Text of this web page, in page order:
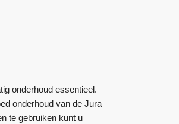
onderhoud essentieel.
onderhoud van de Jura
te gebruiken kunt u